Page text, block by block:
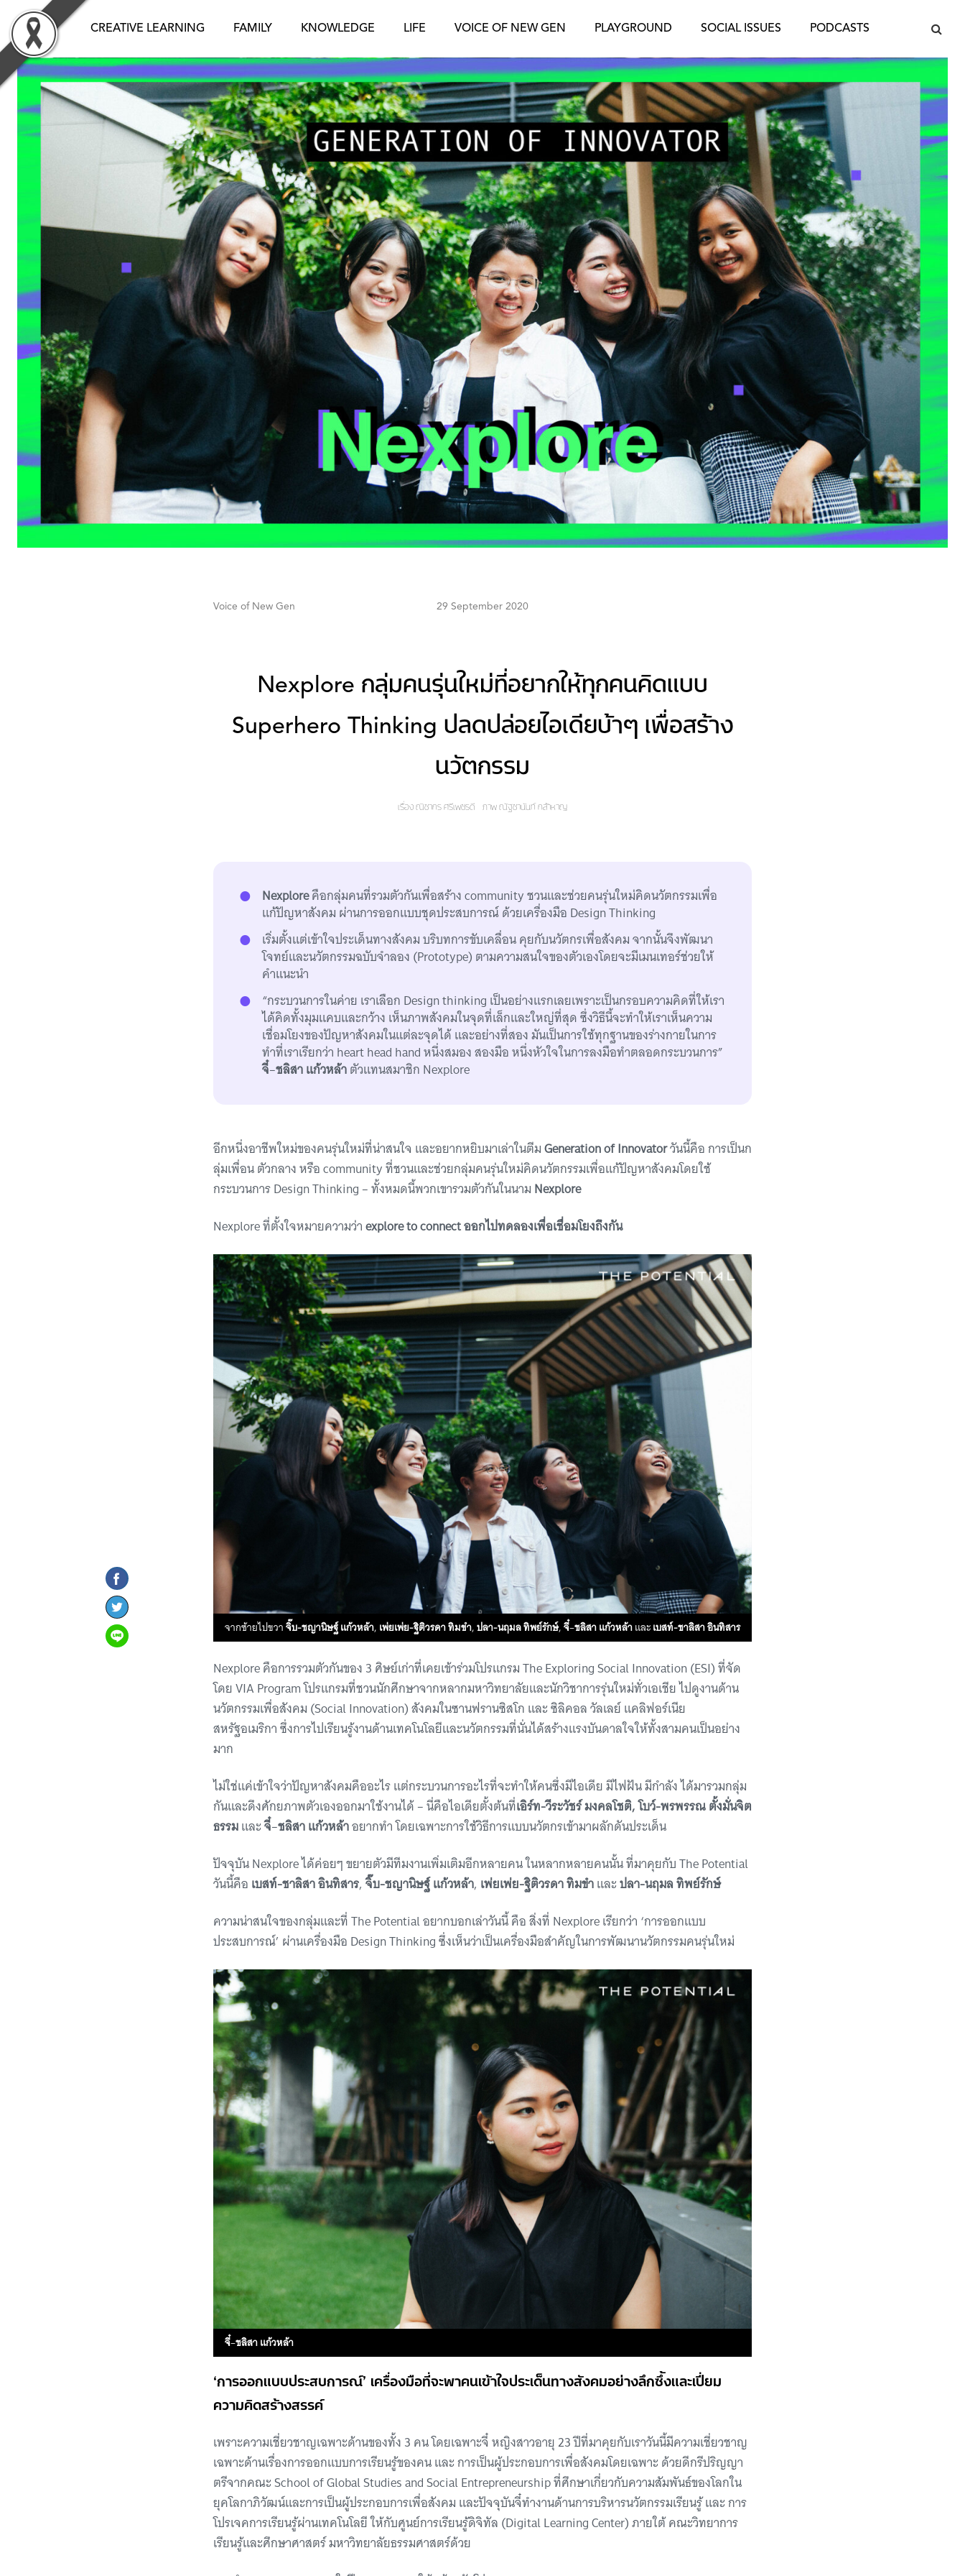
content
CREATIVE LEARNING FAMILY KNOWLEDGE LIFE VOICE OF NEW GEN PLAYGROUND SOCIAL ISSUES PODCASTS
Voice of New Gen 29 September 2020
Nexplore กลุ่มคนรุ่นใหม่ที่อยากให้ทุกคนคิดแบบ
Superhero Thinking ปลดปล่อยไอเดียบ้าๆ เพื่อสร้าง
นวัตกรรม
เรื่อง ณิชากร ศรีเพชรดี ภาพ ณัฐชานันท์ กล้าหาญ
Nexploreคือกลุ่มคนที่รวมตัวกันเพื่อสร้าง community ชวนและช่วยคนรุ่นใหม่คิดนวัตกรรมเพื่อ
แก้ปัญหาสังคม ผ่านการออกแบบชุดประสบการณ์ ด้วยเครื่องมือ Design Thinking
เริ่มตั้งแต่เข้าใจประเด็นทางสังคม บริบทการขับเคลื่อน คุยกับนวัตกรเพื่อสังคม จากนั้นจึงพัฒนา
โจทย์และนวัตกรรมฉบับจำลอง (Prototype) ตามความสนใจของตัวเองโดยจะมีเมนเทอร์ช่วยให้
คำแนะนำ
“กระบวนการในค่าย เราเลือก Design thinking เป็นอย่างแรกเลยเพราะเป็นกรอบความคิดที่ให้เรา
ได้คิดทั้งมุมแคบและกว้าง เห็นภาพสังคมในจุดที่เล็กและใหญ่ที่สุด ซึ่งวิธีนี้จะทำให้เราเห็นความ
เชื่อมโยงของปัญหาสังคมในแต่ละจุดได้ และอย่างที่สอง มันเป็นการใช้ทุกฐานของร่างกายในการ
ทำที่เราเรียกว่า heart head hand หนึ่งสมอง สองมือ หนึ่งหัวใจในการลงมือทำตลอดกระบวนการ”
จี๋–ชลิสา แก้วหล้าตัวแทนสมาชิก Nexplore
อีกหนึ่งอาชีพใหม่ของคนรุ่นใหม่ที่น่าสนใจ และอยากหยิบมาเล่าในตีมGeneration of Innovatorวันนี้คือ การเป็นก
ลุ่มเพื่อน ตัวกลาง หรือ community ที่ชวนและช่วยกลุ่มคนรุ่นใหม่คิดนวัตกรรมเพื่อแก้ปัญหาสังคมโดยใช้
กระบวนการ Design Thinking – ทั้งหมดนี้พวกเขารวมตัวกันในนาม Nexplore
Nexplore ที่ตั้งใจหมายความว่าexplore to connect ออกไปทดลองเพื่อเชื่อมโยงถึงกัน
จากซ้ายไปขวาจิ๊บ-ชญานิษฐ์ แก้วหล้า, เพ่ยเพ่ย-ฐิติวรดา ทิมขำ,ปลา-นฤมล ทิพย์รักษ์,จี๋–ชลิสา แก้วหล้าและเบสท์-ชาลิสา อินทิสาร
Nexplore คือการรวมตัวกันของ 3 ศิษย์เก่าที่เคยเข้าร่วมโปรแกรม The Exploring Social Innovation (ESI) ที่จัด
โดย VIA Program โปรแกรมที่ชวนนักศึกษาจากหลากมหาวิทยาลัยและนักวิชาการรุ่นใหม่ทั่วเอเชีย ไปดูงานด้าน
นวัตกรรมเพื่อสังคม (Social Innovation) สังคมในซานฟรานซิสโก และ ซิลิคอล วัลเลย์ แคลิฟอร์เนีย
สหรัฐอเมริกา ซึ่งการไปเรียนรู้งานด้านเทคโนโลยีและนวัตกรรมที่นั่นได้สร้างแรงบันดาลใจให้ทั้งสามคนเป็นอย่าง
มาก
ไม่ใช่แค่เข้าใจว่าปัญหาสังคมคืออะไร แต่กระบวนการอะไรที่จะทำให้คนซึ่งมีไอเดีย มีไฟฝัน มีกำลัง ได้มารวมกลุ่ม
กันและดึงศักยภาพตัวเองออกมาใช้งานได้ – นี่คือไอเดียตั้งต้นที่เอิร์ท-วีระวัชร์ มงคลโชติ, โบว์-พรพรรณ​ ตั้งมั่น​จิต​
ธรรม​และจี๋–ชลิสา แก้วหล้าอยากทำ โดยเฉพาะการใช้วิธีการแบบนวัตกรเข้ามาผลักดันประเด็น
ปัจจุบัน Nexplore ได้ค่อยๆ ขยายตัวมีทีมงานเพิ่มเติมอีกหลายคน ในหลากหลายคนนั้น ที่มาคุยกับ The Potential
วันนี้คือ เบสท์-ชาลิสา อินทิสาร,จิ๊บ-ชญานิษฐ์ แก้วหล้า, เพ่ยเพ่ย-ฐิติวรดา ทิมขำและปลา-นฤมล ทิพย์รักษ์
ความน่าสนใจของกลุ่มและที่ The Potential อยากบอกเล่าวันนี้ คือ สิ่งที่ Nexplore เรียกว่า ‘การออกแบบ
ประสบการณ์’ ผ่านเครื่องมือ Design Thinking ซึ่งเห็นว่าเป็นเครื่องมือสำคัญในการพัฒนานวัตกรรมคนรุ่นใหม่
จี๋–ชลิสา แก้วหล้า
‘การออกแบบประสบการณ์’ เครื่องมือที่จะพาคนเข้าใจประเด็นทางสังคมอย่างลึกซึ้งและเปี่ยม
ความคิดสร้างสรรค์
เพราะความเชี่ยวชาญเฉพาะด้านของทั้ง 3 คน โดยเฉพาะจี๋ หญิงสาวอายุ 23 ปีที่มาคุยกับเราวันนี้มีความเชี่ยวชาญ
เฉพาะด้านเรื่องการออกแบบการเรียนรู้ของคน และ การเป็นผู้ประกอบการเพื่อสังคมโดยเฉพาะ ด้วยดีกรีปริญญา
ตรีจากคณะ School of Global Studies and Social Entrepreneurship ที่ศึกษาเกี่ยวกับความสัมพันธ์ของโลกใน
ยุคโลกาภิวัฒน์และการเป็นผู้ประกอบการเพื่อสังคม และปัจจุบันจี๋ทำงานด้านการบริหารนวัตกรรมเรียนรู้ และ การ
โปรเจคการเรียนรู้ผ่านเทคโนโลยี ให้กับศูนย์การเรียนรู้ดิจิทัล (Digital Learning Center) ภายใต้ คณะวิทยาการ
เรียนรู้และศึกษาศาสตร์ มหาวิทยาลัยธรรมศาสตร์ด้วย